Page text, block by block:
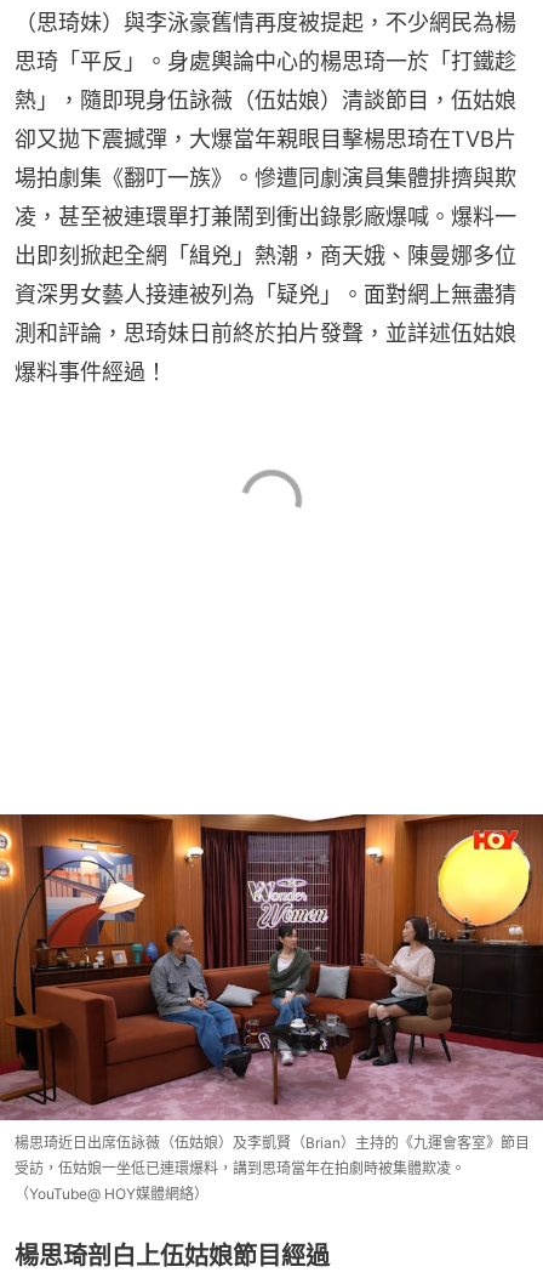
（思琦妹）與李泳豪舊情再度被提起，不少網民為楊
思琦「平反」。身處輿論中心的楊思琦一於「打鐵趁
熱」，隨即現身伍詠薇（伍姑娘）清談節目，伍姑娘
卻又拋下震撼彈，大爆當年親眼目擊楊思琦在TVB片
場拍劇集《翻叮一族》。慘遭同劇演員集體排擠與欺
凌，甚至被連環單打兼鬧到衝出錄影廠爆喊。爆料一
出即刻掀起全網「緝兇」熱潮，商天娥、陳曼娜多位
資深男女藝人接連被列為「疑兇」。面對網上無盡猜
測和評論，思琦妹日前終於拍片發聲，並詳述伍姑娘
爆料事件經過！
楊思琦近日出席伍詠薇（伍姑娘）及李凱賢（Brian）主持的《九運會客室》節目
受訪，伍姑娘一坐低已連環爆料，講到思琦當年在拍劇時被集體欺凌。
（YouTube@ HOY媒體網絡）
楊思琦剖白上伍姑娘節目經過